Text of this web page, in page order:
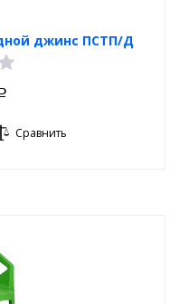
джинс ПСТП/Д
Сравнить